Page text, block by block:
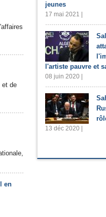
et de
en
jeunes
17 mai 2021 |
l'artiste pauvre et
08 juin 2020 |
13 déc 2020 |